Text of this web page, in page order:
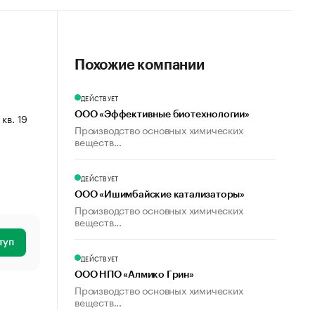
19
Похожие компании
ДЕЙСТВУЕТ
ООО «Эффективные биотехнологии»
Производство основных химических
веществ...
ДЕЙСТВУЕТ
ООО «Ишимбайские катализаторы»
Производство основных химических
веществ...
ДЕЙСТВУЕТ
ООО НПО «Алмико Грин»
Производство основных химических
веществ...